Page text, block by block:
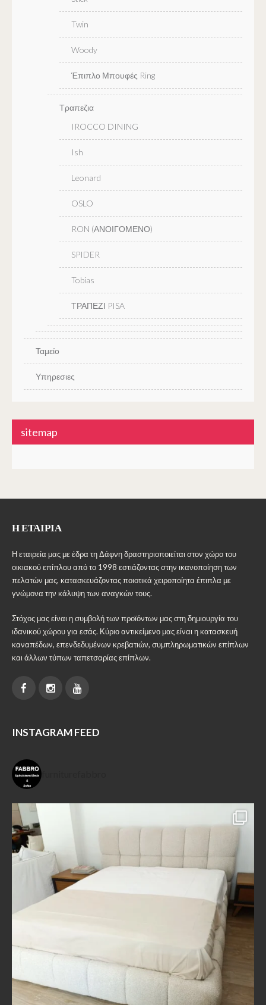
Twin
Woody
Έπιπλο Μπουφές Ring
Τραπεζια
IROCCO DINING
Ish
Leonard
OSLO
RON (ΑΝΟΙΓΟΜΕΝΟ)
SPIDER
Tobias
ΤΡΑΠΕΖΙ PISA
Ταμείο
Υπηρεσιες
sitemap
Η ΕΤΑΙΡΊΑ
Η εταιρεία μας με έδρα τη Δάφνη δραστηριοποιείται στον χώρο του
οικιακού επίπλου από το 1998 εστιάζοντας στην ικανοποίηση των
πελατών μας, κατασκευάζοντας ποιοτικά χειροποίητα έπιπλα με
γνώμονα την κάλυψη των αναγκών τους.
Στόχος μας είναι η συμβολή των προϊόντων μας στη δημιουργία του
ιδανικού χώρου για εσάς. Κύριο αντικείμενο μας είναι η κατασκευή
καναπέδων, επενδεδυμένων κρεβατιών, συμπληρωματικών επίπλων
και άλλων τύπων ταπετσαρίας επίπλων.
INSTAGRAM FEED